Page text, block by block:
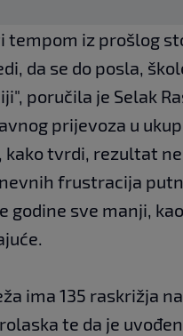
tempom iz prošlog
da se do posla,
poručila je Selak
prijevoza u
kako tvrdi, rezultat
frustracija
sve manji,
ima 135 raskrižja
te da je